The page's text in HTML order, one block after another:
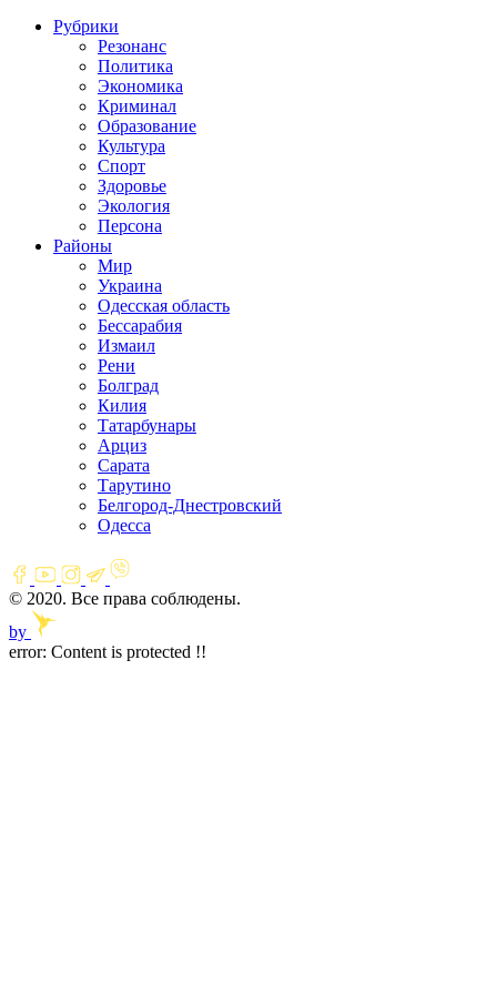
Рубрики
Резонанс
Политика
Экономика
Криминал
Образование
Культура
Спорт
Здоровье
Экология
Персона
Районы
Мир
Украина
Одесская область
Бессарабия
Измаил
Рени
Болград
Килия
Татарбунары
Арциз
Сарата
Тарутино
Белгород-Днестровский
Одесса
© 2020. Все права соблюдены.
by
error: Content is protected !!